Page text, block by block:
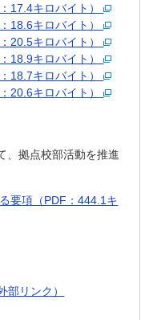
17.4キロバイト）
18.6キロバイト）
20.5キロバイト）
18.9キロバイト）
18.7キロバイト）
20.6キロバイト）
、拠点校部活動を推進
要項（PDF：444.1キ
部リンク）